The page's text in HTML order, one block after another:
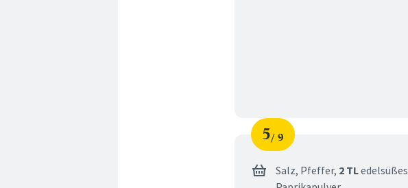
Schritt
5
von
9
Salz, Pfeffer, 2 TLedelsüßes